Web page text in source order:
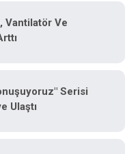
Vantilatör Ve
Serisi
Ulaştı